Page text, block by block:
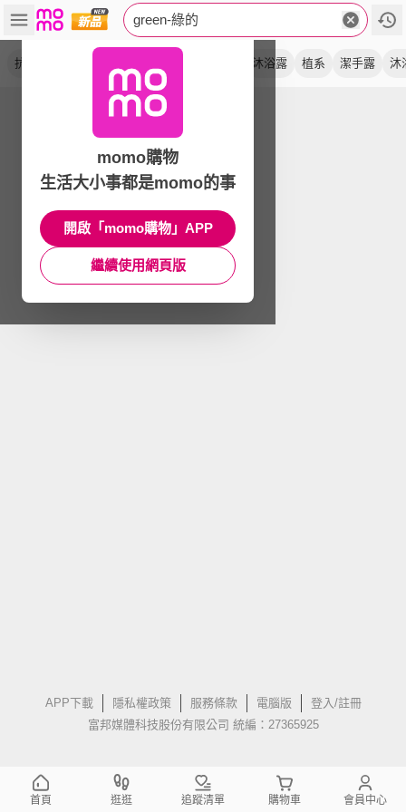
green-綠的
抗菌 沐浴露 植系 潔手露 沐
APP下載 隱私權政策 服務條款 電腦版
登入/註冊
富邦媒體科技股份有限公司 統編：27365925
momo購物
生活大小事都是momo的事
開啟「momo購物」APP
繼續使用網頁版
首頁 逛逛 追蹤清單 購物車 會員中心